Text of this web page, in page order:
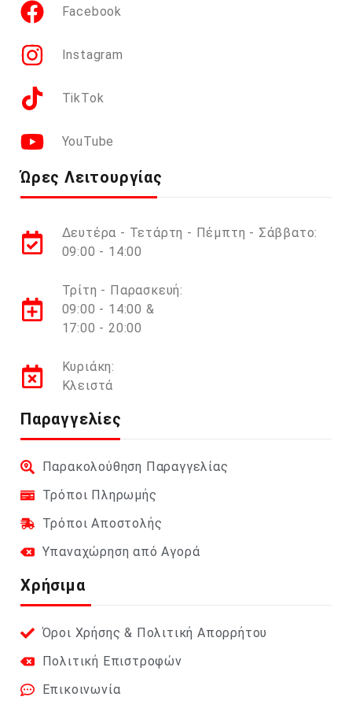
Facebook
Instagram
TikTok
YouTube
Ώρες Λειτουργίας
Δευτέρα - Τετάρτη - Πέμπτη - Σάββατο:
09:00 - 14:00
Τρίτη - Παρασκευή:
09:00 - 14:00 &
17:00 - 20:00
Κυριάκη:
Κλειστά
Παραγγελίες
Παρακολούθηση Παραγγελίας
Τρόποι Πληρωμής
Τρόποι Αποστολής
Υπαναχώρηση από Αγορά
Χρήσιμα
Όροι Χρήσης & Πολιτική Απορρήτου
Πολιτική Επιστροφών
Επικοινωνία